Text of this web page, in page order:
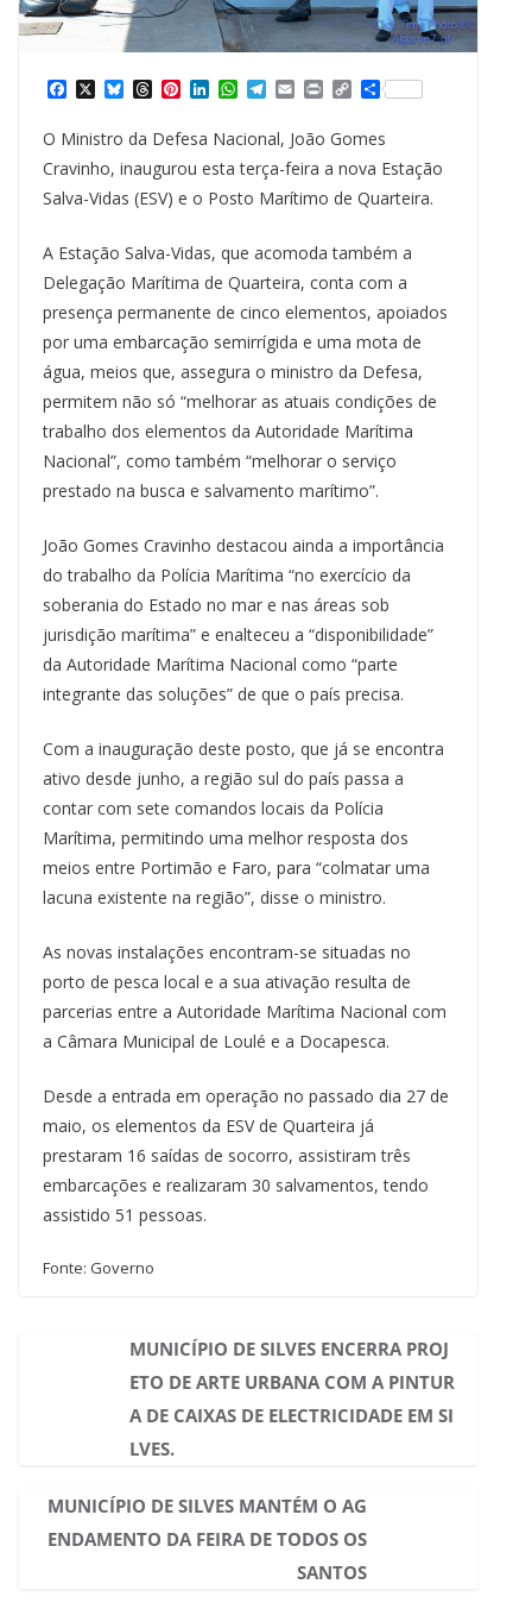
c
e
b
o
X B
u
e
s
y
T
r
e
a
d
s
P
n
t
e
e
t
L
n
k
e
I
W
a
t
s
p
T
e
g
r
a
E
i
l
P
n
t
C
y
L
n
S
r
e
O Ministro da Defesa Nacional, João Gomes
Cravinho, inaugurou esta terça-feira a nova Estação
Salva-Vidas (ESV) e o Posto Marítimo de Quarteira.
A Estação Salva-Vidas, que acomoda também a
Delegação Marítima de Quarteira, conta com a
presença permanente de cinco elementos, apoiados
por uma embarcação semirrígida e uma mota de
água, meios que, assegura o ministro da Defesa,
permitem não só “melhorar as atuais condições de
trabalho dos elementos da Autoridade Marítima
Nacional”, como também “melhorar o serviço
prestado na busca e salvamento marítimo”.
João Gomes Cravinho destacou ainda a importância
do trabalho da Polícia Marítima “no exercício da
soberania do Estado no mar e nas áreas sob
jurisdição marítima” e enalteceu a “disponibilidade”
da Autoridade Marítima Nacional como “parte
integrante das soluções” de que o país precisa.
Com a inauguração deste posto, que já se encontra
ativo desde junho, a região sul do país passa a
contar com sete comandos locais da Polícia
Marítima, permitindo uma melhor resposta dos
meios entre Portimão e Faro, para “colmatar uma
lacuna existente na região”, disse o ministro.
As novas instalações encontram-se situadas no
porto de pesca local e a sua ativação resulta de
parcerias entre a Autoridade Marítima Nacional com
a Câmara Municipal de Loulé e a Docapesca.
Desde a entrada em operação no passado dia 27 de
maio, os elementos da ESV de Quarteira já
prestaram 16 saídas de socorro, assistiram três
embarcações e realizaram 30 salvamentos, tendo
assistido 51 pessoas.​
Fonte: Governo
MUNICÍPIO DE SILVES ENCERRA PROJ
ETO DE ARTE URBANA COM A PINTUR
A DE CAIXAS DE ELECTRICIDADE EM SI
LVES.
MUNICÍPIO DE SILVES MANTÉM O AG
ENDAMENTO DA FEIRA DE TODOS OS
SANTOS